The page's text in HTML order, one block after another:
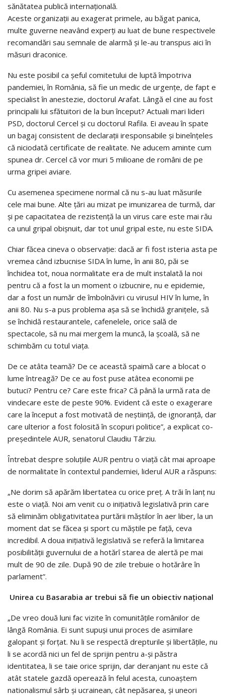
sănătatea publică internațională.
Aceste organizații au exagerat primele, au băgat panica,
multe guverne neavând experți au luat de bune respectivele
recomandări sau semnale de alarmă și le-au transpus aici în
măsuri draconice.
Nu este posibil ca șeful comitetului de luptă împotriva
pandemiei, în România, să fie un medic de urgențe, de fapt e
specialist în anestezie, doctorul Arafat. Lângă el cine au fost
principalii lui sfătuitori de la bun început? Actuali mari lideri
PSD, doctorul Cercel și cu doctorul Rafila. Ei aveau în spate
un bagaj consistent de declarații iresponsabile și bineînțeles
că niciodată certificate de realitate. Ne aducem aminte cum
spunea dr. Cercel că vor muri 5 milioane de români de pe
urma gripei aviare.
Cu asemenea specimene normal că nu s-au luat măsurile
cele mai bune. Alte țări au mizat pe imunizarea de turmă, dar
și pe capacitatea de rezistență la un virus care este mai rău
ca unul gripal obișnuit, dar tot unul gripal este, nu este SIDA.
Chiar făcea cineva o observație: dacă ar fi fost isteria asta pe
vremea când izbucnise SIDA în lume, în anii 80, păi se
închidea tot, noua normalitate era de mult instalată la noi
pentru că a fost la un moment o izbucnire, nu e epidemie,
dar a fost un număr de îmbolnăviri cu virusul HIV în lume, în
anii 80. Nu s-a pus problema așa să se închidă granițele, să
se închidă restaurantele, cafenelele, orice sală de
spectacole, să nu mai mergem la muncă, la școală, să ne
schimbăm cu totul viața.
De ce atâta teamă? De ce această spaimă care a blocat o
lume întreagă? De ce au fost puse atâtea economii pe
butuci? Pentru ce? Care este frica? Că până la urmă rata de
vindecare este de peste 90%. Evident că este o exagerare
care la început a fost motivată de neștiință, de ignoranță, dar
care ulterior a fost folosită în scopuri politice”, a explicat co-
președintele AUR, senatorul Claudiu Târziu.
Întrebat despre soluțiile AUR pentru o viață cât mai aproape
de normalitate în contextul pandemiei, liderul AUR a răspuns:
„Ne dorim să apărăm libertatea cu orice preț. A trăi în lanț nu
este o viață. Noi am venit cu o inițiativă legislativă prin care
să eliminăm obligativitatea purtării măștilor în aer liber, la un
moment dat se făcea și sport cu măștile pe față, ceva
incredibil. A doua inițiativă legislativă se referă la limitarea
posibilității guvernului de a hotărî starea de alertă pe mai
mult de 90 de zile. După 90 de zile trebuie o hotărâre în
parlament”.
Unirea cu Basarabia ar trebui să fie un obiectiv național
„De vreo două luni fac vizite în comunitățile românilor de
lângă România. Ei sunt supuși unui proces de asimilare
galopant și forțat. Nu li se respectă drepturile și libertățile, nu
li se acordă nici un fel de sprijin pentru a-și păstra
identitatea, li se taie orice sprijin, dar deranjant nu este că
atât statele gazdă operează în felul acesta, cunoaștem
nationalismul sârb și ucrainean, cât nepăsarea, și uneori